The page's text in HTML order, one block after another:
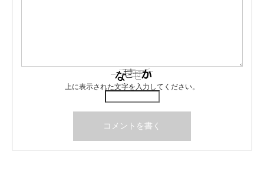
上に表示された文字を入力してください。